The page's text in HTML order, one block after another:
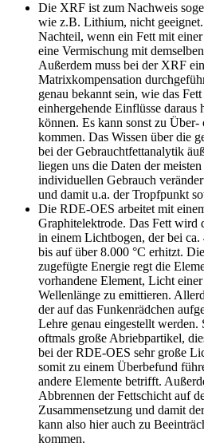
Die XRF ist zum Nachweis
wie z.B. Lithium, nicht
Nachteil, wenn ein Fett mit
eine Vermischung mit
Außerdem muss bei der XRF
Matrixkompensation
genau bekannt sein, wie das
einhergehende Einflüsse daraus
können. Es kann sonst zu
kommen. Das Wissen über die
bei der Gebrauchtfettanalytik
liegen uns die Daten der
individuellen Gebrauch
und damit u.a. der Tropfpunkt
Die RDE-OES arbeitet mit
Graphitelektrode. Das Fett wird
in einem Lichtbogen, der bei
bis auf über 8.000 °C erhitzt.
zugefügte Energie regt die
vorhandene Element, Licht
Wellenlänge zu emittieren.
der auf das Funkenrädchen
Lehre genau eingestellt werden.
oftmals große Abriebpartikel,
bei der RDE-OES sehr große
somit zu einem Überbefund
andere Elemente betrifft.
Abbrennen der Fettschicht auf
Zusammensetzung und damit
kann also hier auch zu
kommen.